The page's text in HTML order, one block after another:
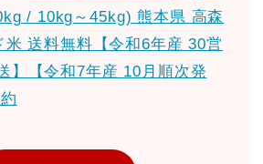
/ 10kg～45kg) 熊本県 高森
送料無料【令和6年産 30営
】【令和7年産 10月順次発